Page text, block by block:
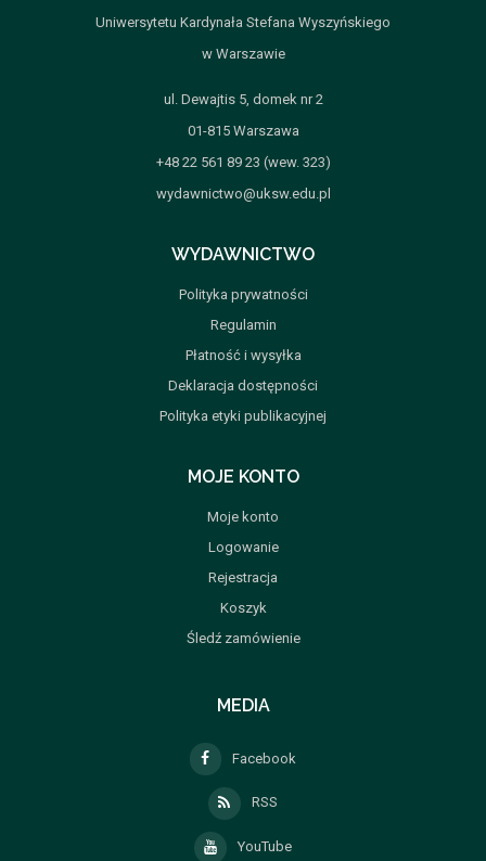
Uniwersytetu Kardynała Stefana Wyszyńskiego
w Warszawie
ul. Dewajtis 5, domek nr 2
01-815 Warszawa
+48 22 561 89 23 (wew. 323)
wydawnictwo@uksw.edu.pl
WYDAWNICTWO
Polityka prywatności
Regulamin
Płatność i wysyłka
Deklaracja dostępności
Polityka etyki publikacyjnej
MOJE KONTO
Moje konto
Logowanie
Rejestracja
Koszyk
Śledź zamówienie
MEDIA
Facebook
RSS
YouTube